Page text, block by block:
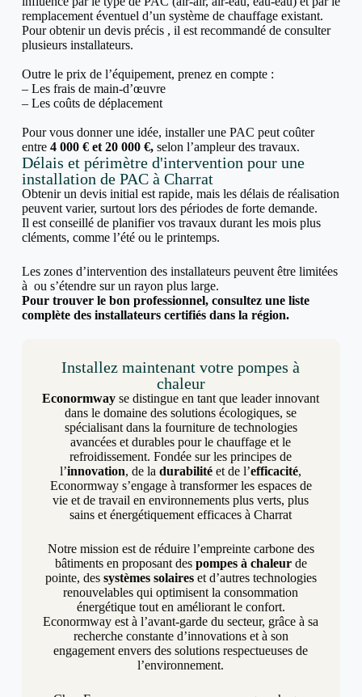
remplacement éventuel d’un système de chauffage existant.
Pour obtenir un devis précis , il est recommandé de consulter
plusieurs installateurs.
Outre le prix de l’équipement, prenez en compte :
– Les frais de main-d’œuvre
– Les coûts de déplacement
Pour vous donner une idée, installer une PAC peut coûter
entre 4 000 € et 20 000 €,selon l’ampleur des travaux.
Délais et périmètre d'intervention pour une
installation de PAC à Charrat
Obtenir un devis initial est rapide, mais les délais de réalisation
peuvent varier, surtout lors des périodes de forte demande.
Il est conseillé de planifier vos travaux durant les mois plus
cléments, comme l’été ou le printemps.
Les zones d’intervention des installateurs peuvent être limitées
à ou s’étendre sur un rayon plus large.
Pour trouver le bon professionnel, consultez une liste
complète des installateurs certifiés dans la région.
Installez maintenant votre pompes à
chaleur
Econormway se distingue en tant que leader innovant
dans le domaine des solutions écologiques, se
spécialisant dans la fourniture de technologies
avancées et durables pour le chauffage et le
refroidissement. Fondée sur les principes de
l’innovation, de ladurabilité et de l’efficacité,
Econormway s’engage à transformer les espaces de
vie et de travail en environnements plus verts, plus
sains et énergétiquement efficaces à Charrat
Notre mission est de réduire l’empreinte carbone des
bâtiments en proposant des pompes à chaleurde
pointe, des systèmes solaireset d’autres technologies
renouvelables qui optimisent la consommation
énergétique tout en améliorant le confort.
Econormway est à l’avant-garde du secteur, grâce à sa
recherche constante d’innovations et à son
engagement envers des solutions respectueuses de
l’environnement.